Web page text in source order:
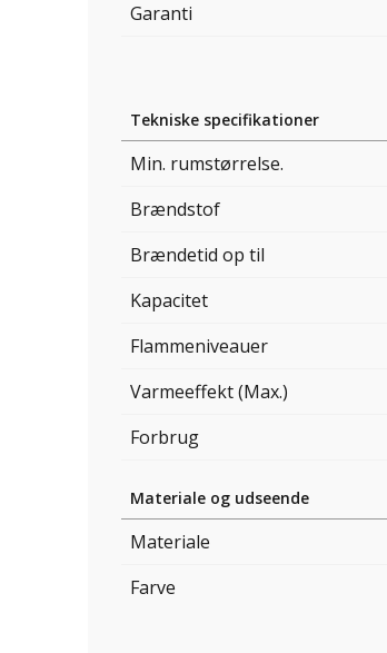
Garanti
Tekniske specifikationer
Min. rumstørrelse.
Brændstof
Brændetid op til
Kapacitet
Flammeniveauer
Varmeeffekt (Max.)
Forbrug
Materiale og udseende
Materiale
Farve